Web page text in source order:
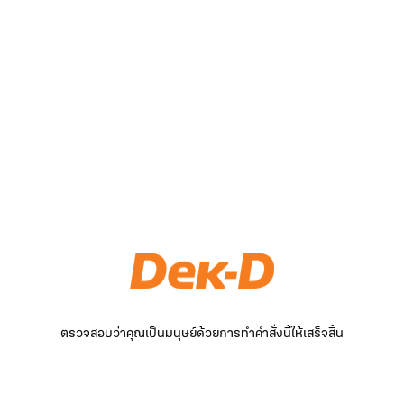
ตรวจสอบว่าคุณเป็นมนุษย์ด้วยการทำคำสั่งนี้ให้เสร็จสิ้น